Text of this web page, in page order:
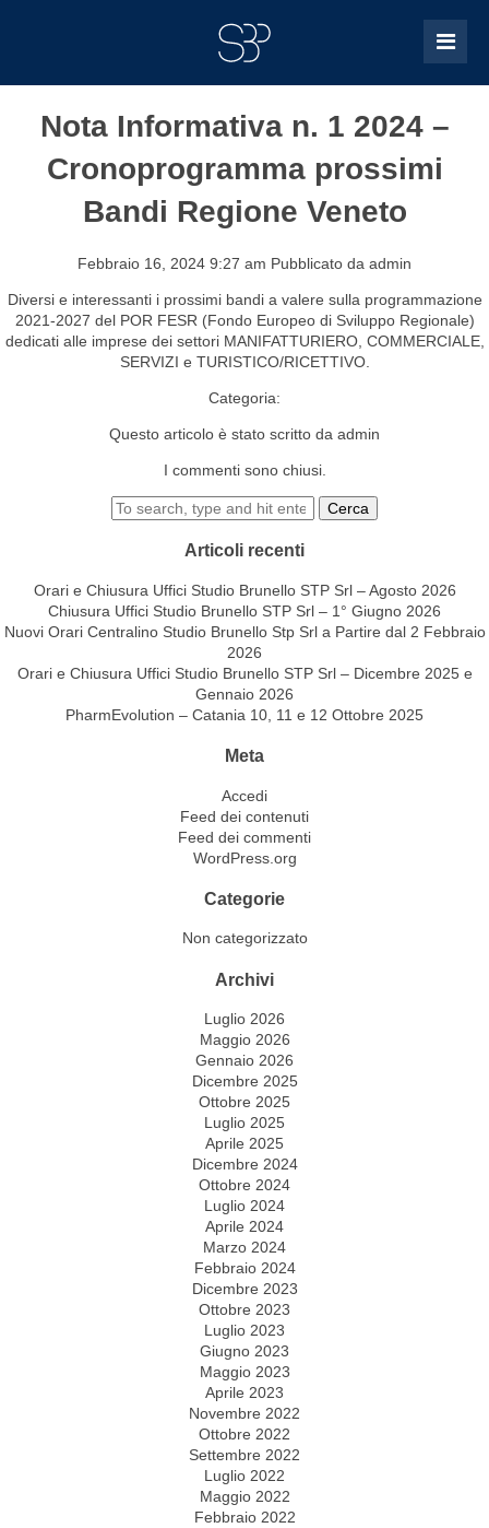
Nota Informativa n. 1 2024 –
Cronoprogramma prossimi
Bandi Regione Veneto
Febbraio 16, 2024 9:27 am Pubblicato da admin
Diversi e interessanti i prossimi bandi a valere sulla programmazione
2021-2027 del POR FESR (Fondo Europeo di Sviluppo Regionale)
dedicati alle imprese dei settori MANIFATTURIERO, COMMERCIALE,
SERVIZI e TURISTICO/RICETTIVO.
Categoria:
Questo articolo è stato scritto da admin
I commenti sono chiusi.
Cerca
Articoli recenti
Orari e Chiusura Uffici Studio Brunello STP Srl – Agosto 2026
Chiusura Uffici Studio Brunello STP Srl – 1° Giugno 2026
Nuovi Orari Centralino Studio Brunello Stp Srl a Partire dal 2 Febbraio
2026
Orari e Chiusura Uffici Studio Brunello STP Srl – Dicembre 2025 e
Gennaio 2026
PharmEvolution – Catania 10, 11 e 12 Ottobre 2025
Meta
Accedi
Feed dei contenuti
Feed dei commenti
WordPress.org
Categorie
Non categorizzato
Archivi
Luglio 2026
Maggio 2026
Gennaio 2026
Dicembre 2025
Ottobre 2025
Luglio 2025
Aprile 2025
Dicembre 2024
Ottobre 2024
Luglio 2024
Aprile 2024
Marzo 2024
Febbraio 2024
Dicembre 2023
Ottobre 2023
Luglio 2023
Giugno 2023
Maggio 2023
Aprile 2023
Novembre 2022
Ottobre 2022
Settembre 2022
Luglio 2022
Maggio 2022
Febbraio 2022